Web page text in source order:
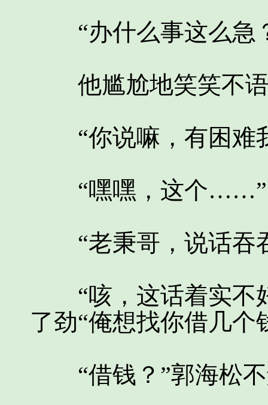
“办什么事这么急
他尴尬地笑笑不
“你说嘛，有困难
“嘿嘿，这个……”
“老秉哥，说话吞
“咳，这话着实不
了劲“俺想找你借几个
“借钱？”郭海松不